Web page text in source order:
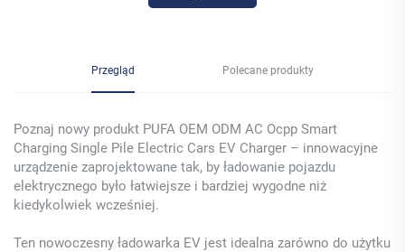
Przegląd Polecane produkty
Poznaj nowy produkt PUFA OEM ODM AC Ocpp Smart
Charging Single Pile Electric Cars EV Charger – innowacyjne
urządzenie zaprojektowane tak, by ładowanie pojazdu
elektrycznego było łatwiejsze i bardziej wygodne niż
kiedykolwiek wcześniej.
Ten nowoczesny ładowarka EV jest idealna zarówno do użytku